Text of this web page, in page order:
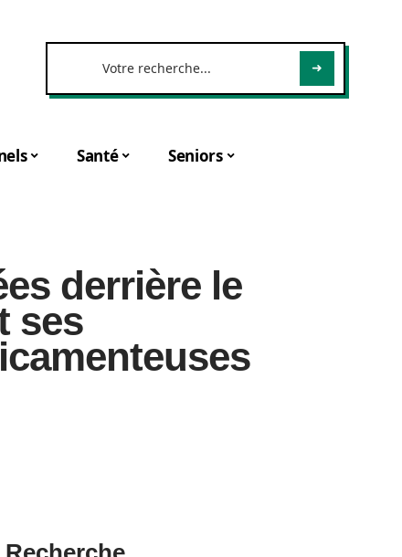
Santé Seniors
derrière le
ses